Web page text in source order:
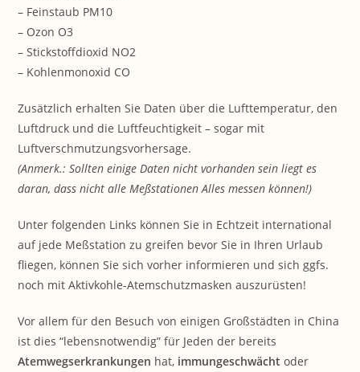
– Feinstaub PM10
– Ozon O3
– Stickstoffdioxid NO2
– Kohlenmonoxid CO
Zusätzlich erhalten Sie Daten über die Lufttemperatur, den
Luftdruck und die Luftfeuchtigkeit – sogar mit
Luftverschmutzungsvorhersage.
(Anmerk.: Sollten einige Daten nicht vorhanden sein liegt es
daran, dass nicht alle Meßstationen Alles messen können!)
Unter folgenden Links können Sie in Echtzeit international
auf jede Meßstation zu greifen bevor Sie in Ihren Urlaub
fliegen, können Sie sich vorher informieren und sich ggfs.
noch mit Aktivkohle-Atemschutzmasken auszurüsten!
Vor allem für den Besuch von einigen Großstädten in China
ist dies “lebensnotwendig” für Jeden der bereits
Atemwegserkrankungen hat, immungeschwächtoder